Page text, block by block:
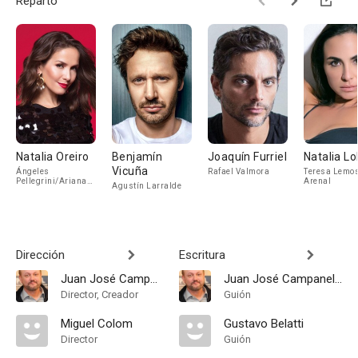
Natalia Oreiro
Ángeles
Pellegrini/Ariana
Benjamín
Vicuña
Agustín Larralde
Joaquín Furriel
Rafael Valmora
Natalia
Teresa
Arenal
Dirección
Juan José Campanella
Director, Creador
Miguel Colom
Director
Escritura
Juan José Campanella
Guión
Gustavo Belatti
Guión